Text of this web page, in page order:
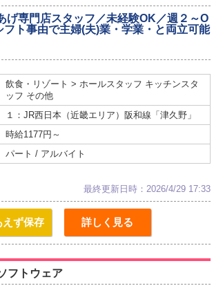
げ専門店スタッフ／未経験OK／週２～O
フト事由で主婦(夫)業・学業・と両立可能
飲食・リゾート > ホールスタッフ キッチンスタ
ッフ その他
１：JR西日本（近畿エリア） 阪和線 「津久野」
時給1177円～
パート / アルバイト
最終更新日時：2026/4/29 17:33
えず保存 詳しく見る
フトウェア